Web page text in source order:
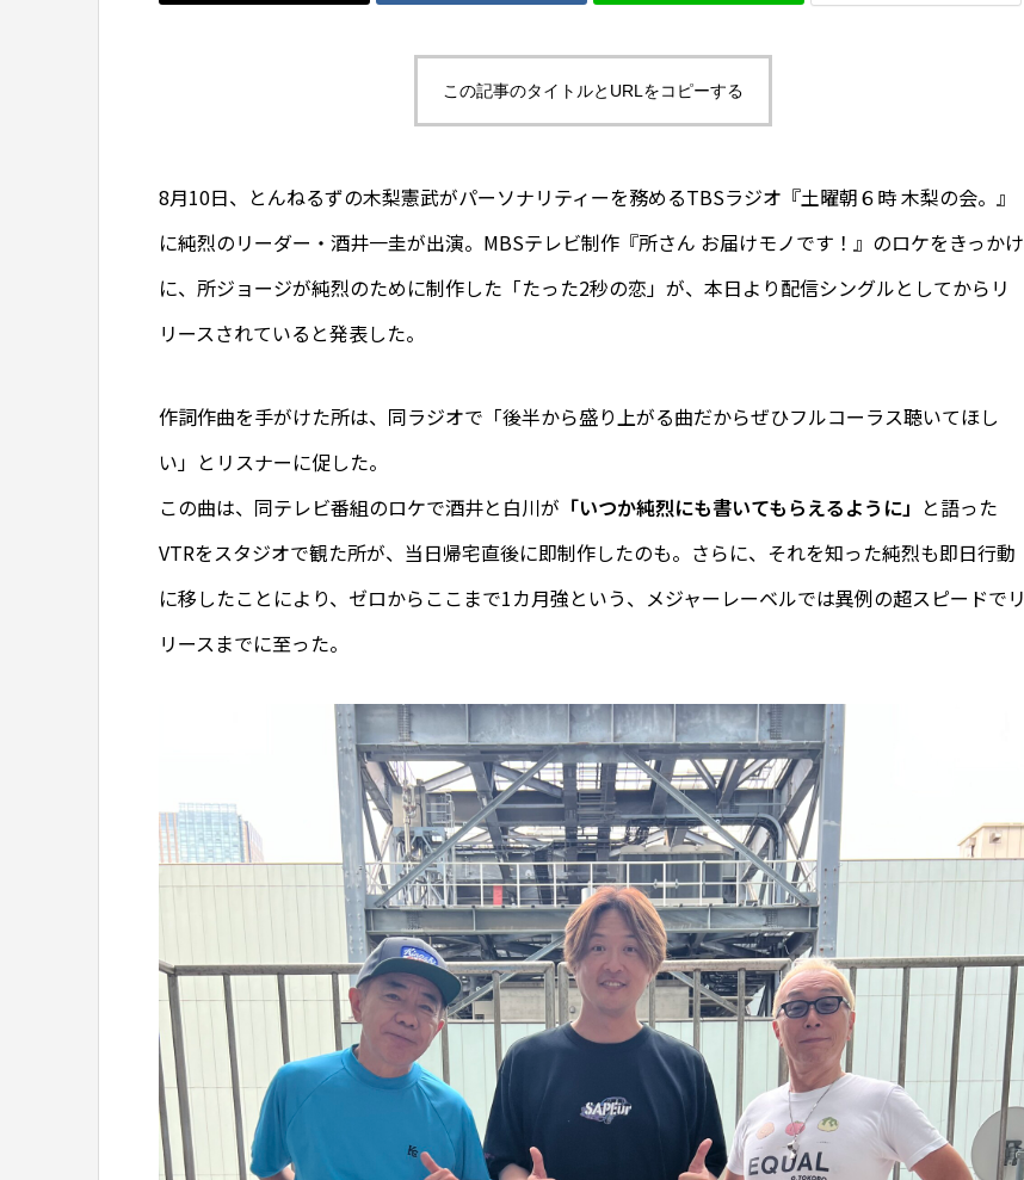
この記事のタイトルとURLをコピーする
8月10日、とんねるずの木梨憲武がパーソナリティーを務めるTBSラジオ『土曜朝６時 木梨の会。』
に純烈のリーダー・酒井一圭が出演。MBSテレビ制作『所さん お届けモノです！』のロケをきっかけ
に、所ジョージが純烈のために制作した「たった2秒の恋」が、本日より配信シングルとしてからリ
リースされていると発表した。
作詞作曲を手がけた所は、同ラジオで「後半から盛り上がる曲だからぜひフルコーラス聴いてほし
い」とリスナーに促した。
この曲は、同テレビ番組のロケで酒井と白川が 「いつか純烈にも書いてもらえるように」 と語った
VTRをスタジオで観た所が、当日帰宅直後に即制作したのも。さらに、それを知った純烈も即日行動
に移したことにより、ゼロからここまで1カ月強という、メジャーレーベルでは異例の超スピードでリ
リースまでに至った。